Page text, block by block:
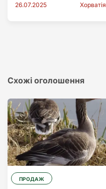
26.07.2025 Хорватія
Схожі оголошення
ПРОДАЖ